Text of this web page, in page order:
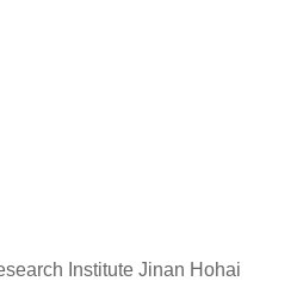
Institute Jinan Hohai